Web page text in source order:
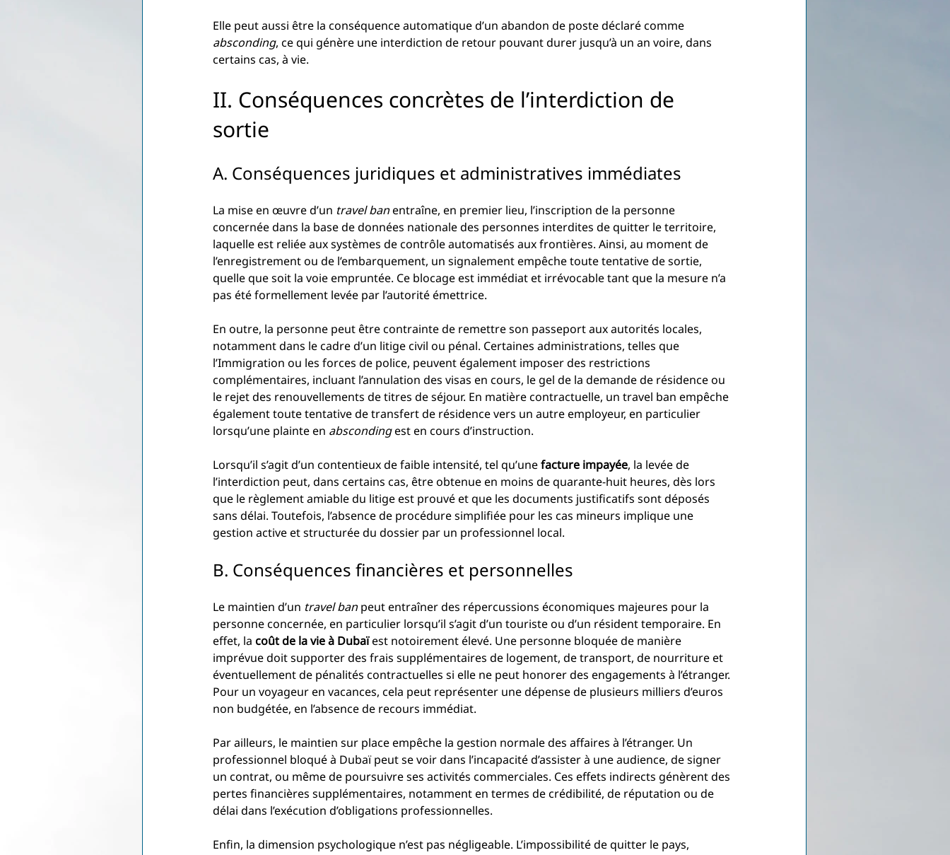
Elle peut aussi être la conséquence automatique d’un abandon de poste déclaré comme
absconding, ce qui génère une interdiction de retour pouvant durer jusqu’à un an voire, dans
certains cas, à vie.
II. Conséquences concrètes de l’interdiction de
sortie
A. Conséquences juridiques et administratives immédiates
La mise en œuvre d’un travel ban entraîne, en premier lieu, l’inscription de la personne
concernée dans la base de données nationale des personnes interdites de quitter le territoire,
laquelle est reliée aux systèmes de contrôle automatisés aux frontières. Ainsi, au moment de
l’enregistrement ou de l’embarquement, un signalement empêche toute tentative de sortie,
quelle que soit la voie empruntée. Ce blocage est immédiat et irrévocable tant que la mesure n’a
pas été formellement levée par l’autorité émettrice.
En outre, la personne peut être contrainte de remettre son passeport aux autorités locales,
notamment dans le cadre d’un litige civil ou pénal. Certaines administrations, telles que
l’Immigration ou les forces de police, peuvent également imposer des restrictions
complémentaires, incluant l’annulation des visas en cours, le gel de la demande de résidence ou
le rejet des renouvellements de titres de séjour. En matière contractuelle, un travel ban empêche
également toute tentative de transfert de résidence vers un autre employeur, en particulier
lorsqu’une plainte en absconding est en cours d’instruction.
Lorsqu’il s’agit d’un contentieux de faible intensité, tel qu’une facture impayée, la levée de
l’interdiction peut, dans certains cas, être obtenue en moins de quarante-huit heures, dès lors
que le règlement amiable du litige est prouvé et que les documents justificatifs sont déposés
sans délai. Toutefois, l’absence de procédure simplifiée pour les cas mineurs implique une
gestion active et structurée du dossier par un professionnel local.
B. Conséquences financières et personnelles
Le maintien d’un travel ban peut entraîner des répercussions économiques majeures pour la
personne concernée, en particulier lorsqu’il s’agit d’un touriste ou d’un résident temporaire. En
effet, la coût de la vie à Dubaï est notoirement élevé. Une personne bloquée de manière
imprévue doit supporter des frais supplémentaires de logement, de transport, de nourriture et
éventuellement de pénalités contractuelles si elle ne peut honorer des engagements à l’étranger.
Pour un voyageur en vacances, cela peut représenter une dépense de plusieurs milliers d’euros
non budgétée, en l’absence de recours immédiat.
Par ailleurs, le maintien sur place empêche la gestion normale des affaires à l’étranger. Un
professionnel bloqué à Dubaï peut se voir dans l’incapacité d’assister à une audience, de signer
un contrat, ou même de poursuivre ses activités commerciales. Ces effets indirects génèrent des
pertes financières supplémentaires, notamment en termes de crédibilité, de réputation ou de
délai dans l’exécution d’obligations professionnelles.
Enfin, la dimension psychologique n’est pas négligeable. L’impossibilité de quitter le pays,